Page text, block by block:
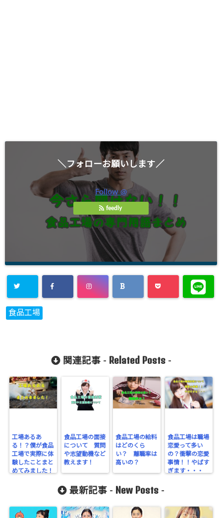
＼フォローお願いします／
Follow @
feedly
食品工場
関連記事 - Related Posts-
工場あるあ
る！？僕が食品
工場で実際に体
験したことまと
めてみました！
食品工場の面接
について 質問
や志望動機など
教えます！
食品工場の給料
はどのくら
い？ 離職率は
高いの？
食品工場は職場
恋愛って多い
の？衝撃の恋愛
事情！！やばす
ぎます・・・
最新記事 - New Posts -